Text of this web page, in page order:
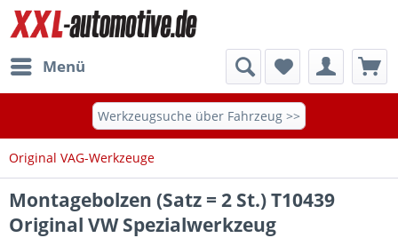
Menü
Werkzeugsuche über Fahrzeug >>
Original VAG-Werkzeuge
Montagebolzen (Satz = 2 St.) T10439
Original VW Spezialwerkzeug